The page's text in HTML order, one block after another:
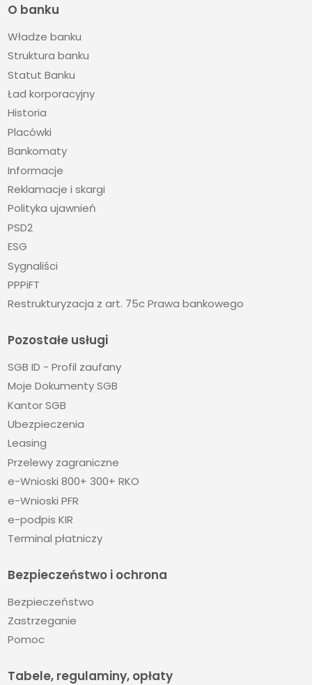
O banku
Władze banku
Struktura banku
Statut Banku
Ład korporacyjny
Historia
Placówki
Bankomaty
Informacje
Reklamacje i skargi
Polityka ujawnień
PSD2
ESG
Sygnaliści
PPPiFT
Restrukturyzacja z art. 75c Prawa bankowego
Pozostałe usługi
SGB ID - Profil zaufany
Moje Dokumenty SGB
Kantor SGB
Ubezpieczenia
Leasing
Przelewy zagraniczne
e-Wnioski 800+ 300+ RKO
e-Wnioski PFR
e-podpis KIR
Terminal płatniczy
Bezpieczeństwo i ochrona
Bezpieczeństwo
Zastrzeganie
Pomoc
Tabele, regulaminy, opłaty